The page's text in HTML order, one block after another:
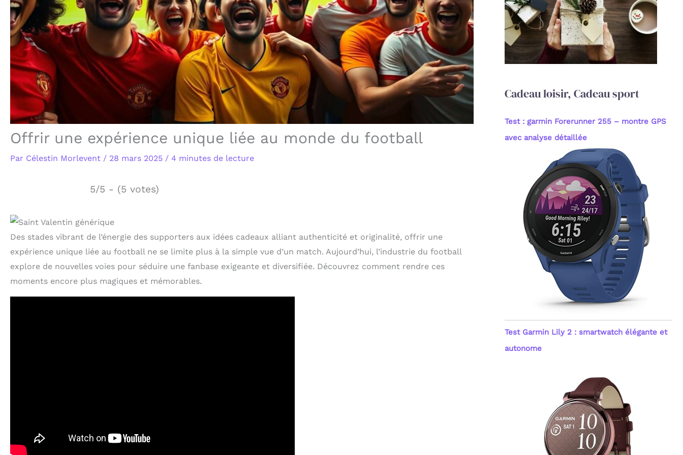
Offrir une expérience unique liée au monde du football
Par Célestin Morlevent / 28 mars 2025 / 4 minutes de lecture
5/5 - (5 votes)
Des stades vibrant de l’énergie des supporters aux idées cadeaux alliant authenticité et originalité, offrir une
expérience unique liée au football ne se limite plus à la simple vue d’un match. Aujourd’hui, l’industrie du football
explore de nouvelles voies pour séduire une fanbase exigeante et diversifiée. Découvrez comment rendre ces
moments encore plus magiques et mémorables.
c
Cadeau loisir, Cadeau sport
Test : garmin Forerunner 255 – montre GPS
avec analyse détaillée
Test Garmin Lily 2 : smartwatch élégante et
autonome